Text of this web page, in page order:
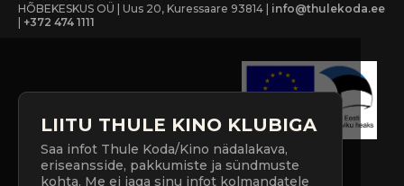
HÕBEKESKUS OÜ | Uus 20, Kuressaare 93814 | info@thulekoda.ee
| +372 474 1111
LIITU THULE KINO KLUBIGA
Saa infot Thule Koda/Kino nädalakava,
eriseansside, pakkumiste ja sündmuste
kohta. Me ei jaga sinu infot kolmandatele